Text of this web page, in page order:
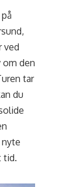
ved
om den
tar
du
tid.